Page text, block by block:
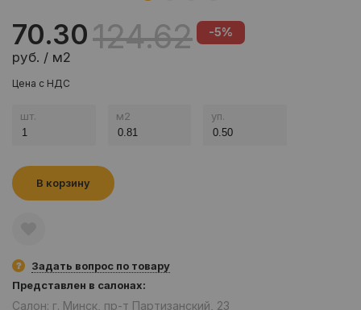
70.30
руб. / м2
124.62 -5%
Цена с НДС
шт. м2 уп.
В корзину
Задать вопрос по товару
Представлен в салонах:
Салон: г. Минск, пр-т Партизанский, 23